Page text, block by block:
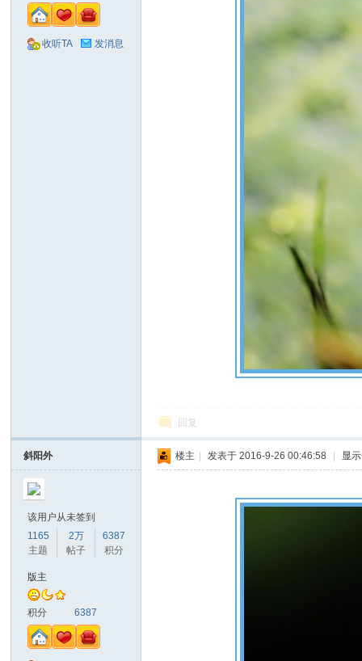
收听TA 发消息
回复
斜阳外
该用户从未签到
1165
主题
2万
帖子
6387
积分
版主
积分 6387
楼主 发表于 2016-9-26 00:46:58 显